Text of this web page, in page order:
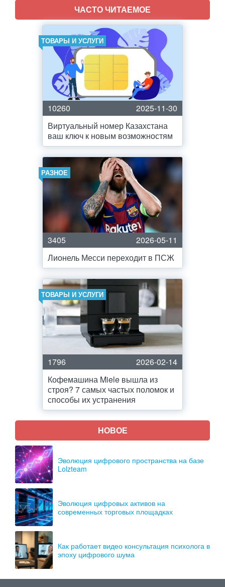
ЧАСТО ЧИТАЕМОЕ
ТОВАРЫ И УСЛУГИ
10260
2025-11-30
Виртуальный номер Казахстана
ваш ключ к новым возможностям
РАЗНОЕ
3405
2026-05-11
Лионель Месси переходит в ПСЖ
ТОВАРЫ И УСЛУГИ
1796
2026-02-14
Кофемашина Miele вышла из
строя? 7 самых частых поломок и
способы их устранения
НОВОЕ
Эволюция цифрового пространства на базе
Lolzteam
Эволюция цифровых активов на
современных торговых площадках
Как работает видео консультация психолога в
эпоху цифрового шума